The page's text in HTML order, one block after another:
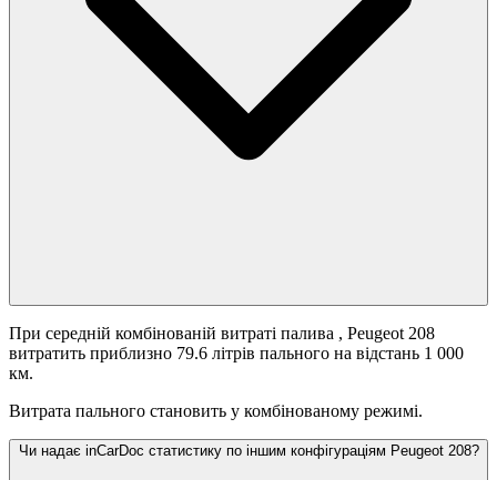
При середній комбінованій витраті палива , Peugeot 208
витратить приблизно 79.6 літрів пального на відстань 1 000
км.
Витрата пального становить у комбінованому режимі.
Чи надає inCarDoc статистику по іншим конфігураціям Peugeot 208?